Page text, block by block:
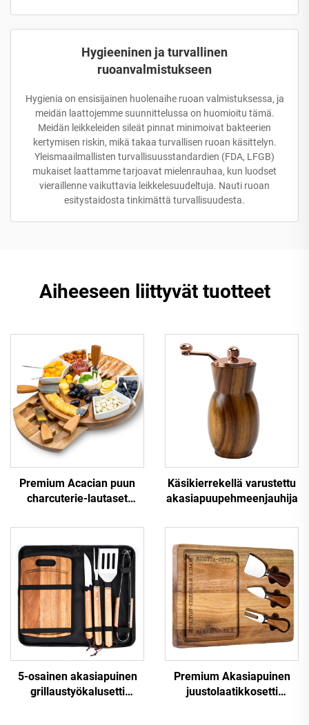
Hygieeninen ja turvallinen
ruoanvalmistukseen
Hygienia on ensisijainen huolenaihe ruoan valmistuksessa, ja
meidän laattojemme suunnittelussa on huomioitu tämä.
Meidän leikkeleiden sileät pinnat minimoivat bakteerien
kertymisen riskin, mikä takaa turvallisen ruoan käsittelyn.
Yleismaailmallisten turvallisuusstandardien (FDA, LFGB)
mukaiset laattamme tarjoavat mielenrauhaa, kun luodset
vieraillenne vaikuttavia leikkelesuudeltuja. Nauti ruoan
esitystaidosta tinkimättä turvallisuudesta.
Aiheeseen liittyvät tuotteet
Premium Acacian puun
charcuterie-lautaset
juustotyökaluin
Käsikierrekellä varustettu
akasiapuupehmeenjauhija
5-osainen akasiapuinen
grillaustyökalusetti
Premium Akasiapuinen
juustolaatikkosetti